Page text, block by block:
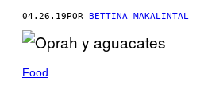
04.26.19 POR BETTINA MAKALINTAL
Food